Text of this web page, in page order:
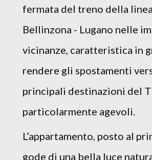
fermata del treno della
Bellinzona - Lugano nelle
vicinanze, caratteristica in
rendere gli spostamenti
principali destinazioni del
particolarmente agevoli.
L’appartamento, posto al
gode di una bella luce